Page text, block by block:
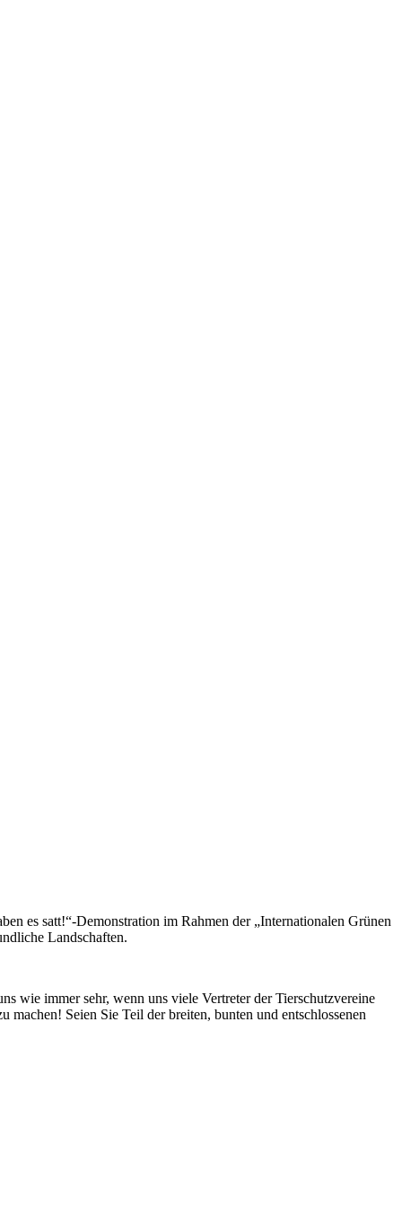
es satt!“-Demonstration im Rahmen der „Internationalen Grünen
Landschaften.
wie immer sehr, wenn uns viele Vertreter der Tierschutzvereine
Seien Sie Teil der breiten, bunten und entschlossenen